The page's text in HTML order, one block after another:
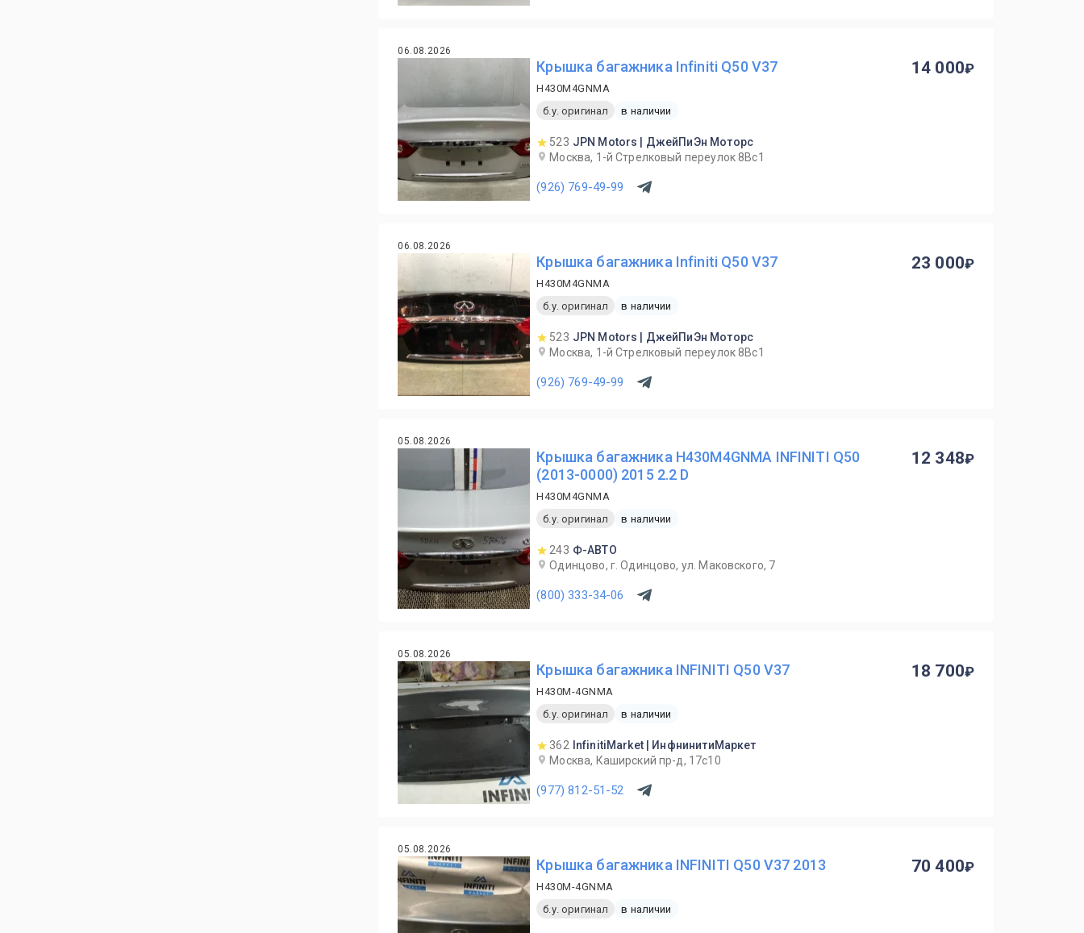
06.08.2026
Крышка багажника Infiniti Q50 V37
H430M4GNMA
б.у. оригинал
в наличии
523 JPN Motors | ДжейПиЭн Моторс
Москва, 1-й Cтрелковый переулок 8Вс1
(926) 769-49-99
14 000
06.08.2026
Крышка багажника Infiniti Q50 V37
H430M4GNMA
б.у. оригинал
в наличии
523 JPN Motors | ДжейПиЭн Моторс
Москва, 1-й Cтрелковый переулок 8Вс1
(926) 769-49-99
23 000
05.08.2026
Крышка багажника H430M4GNMA INFINITI Q50
(2013-0000) 2015 2.2 D
H430M4GNMA
б.у. оригинал
в наличии
243 Ф-АВТО
Одинцово, г. Одинцово, ул. Маковского, 7
(800) 333-34-06
12 348
05.08.2026
Крышка багажника INFINITI Q50 V37
H430M-4GNMA
б.у. оригинал
в наличии
362
InfinitiMarket | ИнфнинитиМаркет
Москва, Каширский пр-д, 17с10
(977) 812-51-52
18 700
05.08.2026
Крышка багажника INFINITI Q50 V37 2013
H430M-4GNMA
б.у. оригинал
в наличии
70 400